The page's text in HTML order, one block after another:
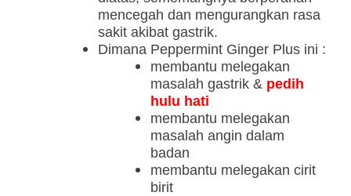
mencegah dan mengurangkan rasa
sakit akibat gastrik.
Dimana Peppermint Ginger Plus ini :
membantu melegakan
masalah gastrik & pedih
hulu hati
membantu melegakan
masalah angin dalam
badan
membantu melegakan cirit
birit